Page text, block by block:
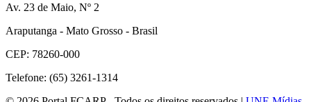
Av. 23 de Maio, Nº 2
Araputanga - Mato Grosso - Brasil
CEP: 78260-000
Telefone: (65) 3261-1314